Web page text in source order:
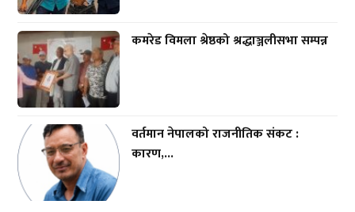
कमरेड विमला श्रेष्ठको श्रद्धाञ्जलीसभा सम्पन्न
वर्तमान नेपालको राजनीतिक संकट :
कारण,...